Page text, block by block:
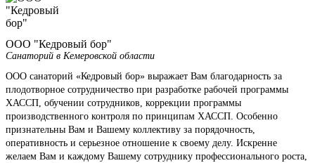
ООО "Кедровый бор"
Санаторий в Кемеровской области
ООО санаторий «Кедровый бор» выражает Вам благодарность за
плодотворное сотрудничество при разработке рабочей программы
ХАССП, обучении сотрудников, коррекции программы
производственного контроля по принципам ХАССП. Особенно
признательны Вам и Вашему коллективу за порядочность,
оперативность и серьезное отношение к своему делу. Искренне
желаем Вам и каждому Вашему сотруднику профессионального роста,